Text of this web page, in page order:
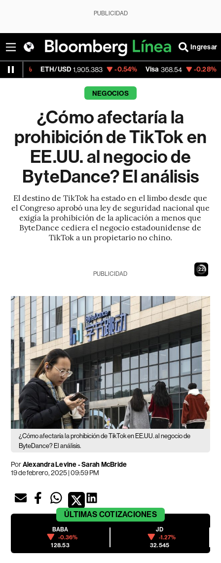
PUBLICIDAD
Ingresar
1,905.383 -0.54% Visa 368.54 -0.28%
NEGOCIOS
¿Cómo afectaría la
prohibición de TikTok en
EE.UU. al negocio de
ByteDance? El análisis
El destino de TikTok ha estado en el limbo desde que
el Congreso aprobó una ley de seguridad nacional que
exigía la prohibición de la aplicación a menos que
ByteDance cediera el negocio estadounidense de
TikTok a un propietario no chino.
21
PUBLICIDAD
¿Cómo afectaría la prohibición de TikTok en EE.UU. al negocio de
ByteDance? El análisis.
PorAlexandra Levine - Sarah McBride
19 de febrero, 2025 | 09:59 PM
ÚLTIMAS COTIZACIONES
BABA
-0.36%
128.53
JD
-1.27%
32.545